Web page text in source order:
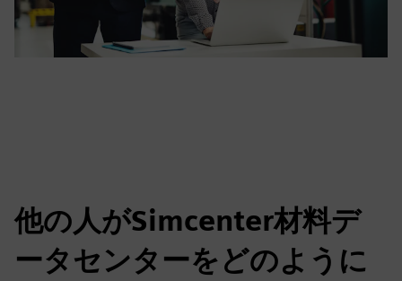
他の人がSimcenter材料デ
ータセンターをどのように